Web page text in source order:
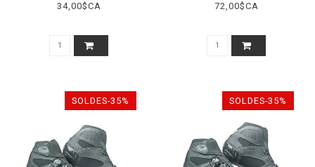
34,00$CA 72,00$CA
SOLDES-35% SOLDES-35%